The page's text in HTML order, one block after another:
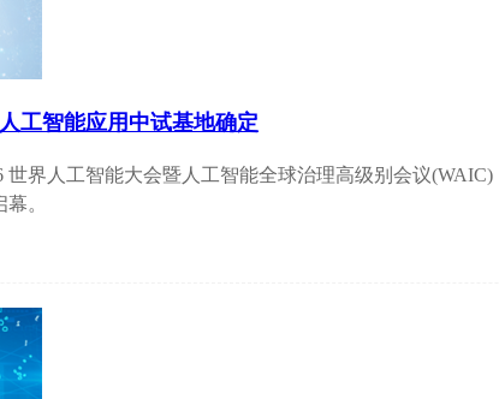
工智能应用中试基地确定
世界人工智能大会暨人工智能全球治理高级别会议(WAIC)
。